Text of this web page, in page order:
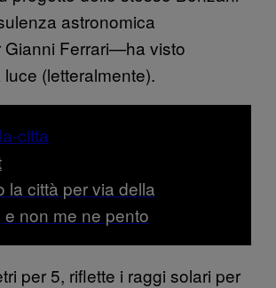
astronomica
Gianni Ferrari—ha visto
(letteralmente).
la città per via della
non me ne pento
per 5, riflette i raggi solari per